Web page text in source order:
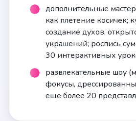
дополнительные
как плетение косичек;
создание духов,
украшений; роспись
30 интерактивных
развлекательные шоу
фокусы,
еще более 20